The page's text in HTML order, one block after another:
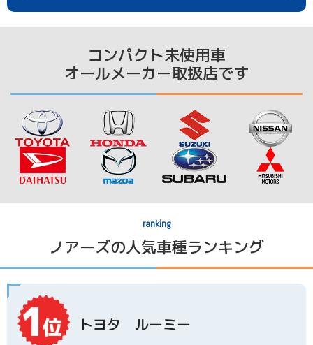
コンパクト未使用車
オールメーカー取扱店です
ranking
ノアーズの人気車種ランキング
トヨタ ルーミー